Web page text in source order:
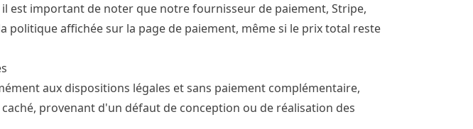
est important de noter que notre fournisseur de paiement, Stripe,
politique affichée sur la page de paiement, même si le prix total reste
aux dispositions légales et sans paiement complémentaire,
provenant d'un défaut de conception ou de réalisation des